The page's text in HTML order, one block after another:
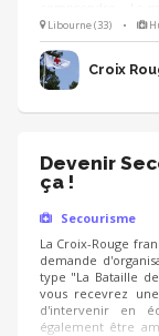
autonomie,
effectuer ses
Votre engagement
Libourne (33) •
Croix
Devenir
ça !
Secourisme
La Croix-Rouge
demande
type "La Bataille
vous recevrez
d'intervenir en
également être